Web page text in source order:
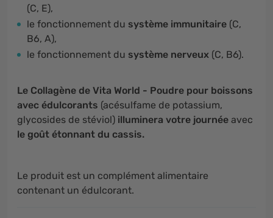
(C, E),
le fonctionnement du système immunitaire (C,
B6, A),
le fonctionnement du système nerveux (C, B6).
Le Collagène de Vita World - Poudre pour boissons
avec édulcorants (acésulfame de potassium,
glycosides de stéviol) illuminera votre journée avec
le goût étonnant du cassis.
Le produit est un complément alimentaire
contenant un édulcorant.